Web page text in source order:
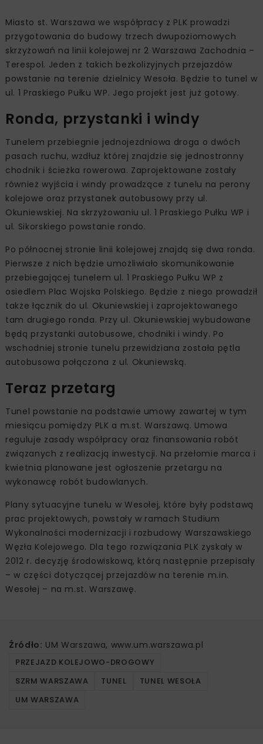
Miasto st. Warszawa we współpracy z PLK prowadzi
przygotowania do budowy trzech dwupoziomowych
skrzyżowań na linii kolejowej nr 2 Warszawa Zachodnia –
Terespol. Jeden z takich bezkolizyjnych przejazdów
powstanie na terenie dzielnicy Wesoła. Będzie to tunel w
ul. 1 Praskiego Pułku WP. Jego projekt jest już gotowy.
Ronda, przystanki i windy
Tunelem przebiegnie jednojezdniowa droga o dwóch
pasach ruchu, wzdłuż której znajdzie się jednostronny
chodnik i ścieżka rowerowa. Zaprojektowane zostały
również wyjścia i windy prowadzące z tunelu na perony
kolejowe oraz przystanek autobusowy przy ul.
Okuniewskiej. Na skrzyżowaniu ul. 1 Praskiego Pułku WP i
ul. Sikorskiego powstanie rondo.
Po północnej stronie linii kolejowej znajdą się dwa ronda.
Pierwsze z nich będzie umożliwiało skomunikowanie
przebiegającej tunelem ul. 1 Praskiego Pułku WP z
osiedlem Plac Wojska Polskiego. Będzie z niego prowadził
także łącznik do ul. Okuniewskiej i zaprojektowanego
tam drugiego ronda. Przy ul. Okuniewskiej wybudowane
będą przystanki autobusowe, chodniki i windy. Po
wschodniej stronie tunelu przewidziana została pętla
autobusowa połączona z ul. Okuniewską.
Teraz przetarg
Tunel powstanie na podstawie umowy zawartej w tym
miesiącu pomiędzy PLK a m.st. Warszawą. Umowa
reguluje zasady współpracy oraz finansowania robót
związanych z realizacją inwestycji. Na przełomie marca i
kwietnia planowane jest ogłoszenie przetargu na
wykonawcę robót budowlanych.
Plany sytuacyjne tunelu w Wesołej, które były podstawą
prac projektowych, powstały w ramach Studium
Wykonalności modernizacji i rozbudowy Warszawskiego
Węzła Kolejowego. Dla tego rozwiązania PLK zyskały w
2012 r. decyzję środowiskową, którą następnie przepisały
– w części dotyczącej przejazdów na terenie m.in.
Wesołej – na m.st. Warszawę.
Źródło: UM Warszawa, www.um.warszawa.pl
PRZEJAZD KOLEJOWO-DROGOWY
SZRM WARSZAWA
TUNEL
TUNEL WESOŁA
UM WARSZAWA